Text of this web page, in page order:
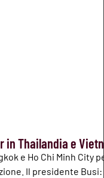
in Thailandia e
e Ho Chi Minh City
Il presidente Busi: